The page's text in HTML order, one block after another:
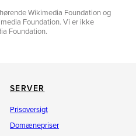
Wikimedia Foundation og
Foundation. Vi er ikke
Foundation.
SERVER
Prisoversigt
Domænepriser